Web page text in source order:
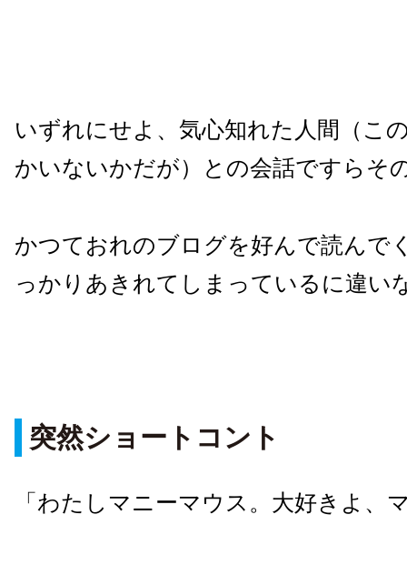
いずれにせよ、気心知れた人間（こ
かいないかだが）との会話ですらそ
かつておれのブログを好んで読んで
っかりあきれてしまっているに違い
突然ショートコント
「わたしマニーマウス。大好きよ、